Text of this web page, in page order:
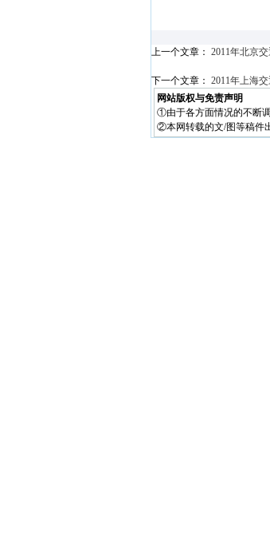
上一个文章： 2011年北京
下一个文章： 2011年上海
网站版权与免责声明
①由于各方面情况的不断
②本网转载的文/图等稿件